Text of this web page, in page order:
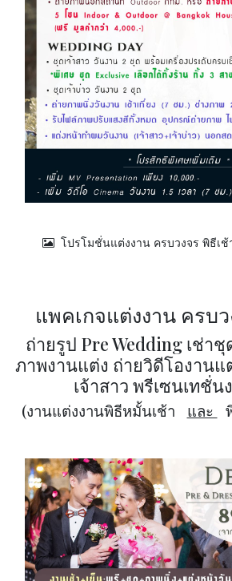
โปรโมชั่นแต่งงาน ครบวงจร พิธีเช้
แพคเกจแต่งงาน ครบว
ถ่ายรูป Pre Wedding เช่า
ภาพงานแต่ง ถ่ายวิดีโองาน
เจ้าสาว พรีเซนเทชั่น
(งานแต่งงานพิธีหมั้นเช้า และ